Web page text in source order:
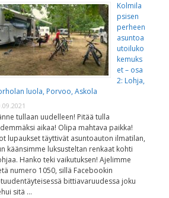
Kolmila
psisen
perheen
asuntoa
utoiluko
kemuks
et – osa
2: Lohja,
luola, Porvoo, Askola
tullaan uudelleen! Pitää tulla
aikaa! Olipa mahtava paikka!
lupaukset täyttivät asuntoauton ilmatilan,
käänsimme luksusteltan renkaat kohti
Hanko teki vaikutuksen! Ajelimme
numero 1050, sillä Facebookin
bittiavaruudessa joku
sitä …